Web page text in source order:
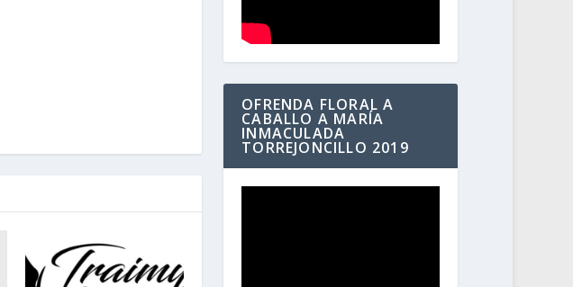
OFRENDA FLORAL A
CABALLO A MARÍA
INMACULADA
TORREJONCILLO 2019